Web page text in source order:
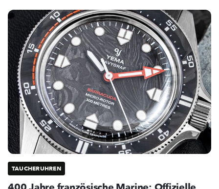
TAUCHERUHREN